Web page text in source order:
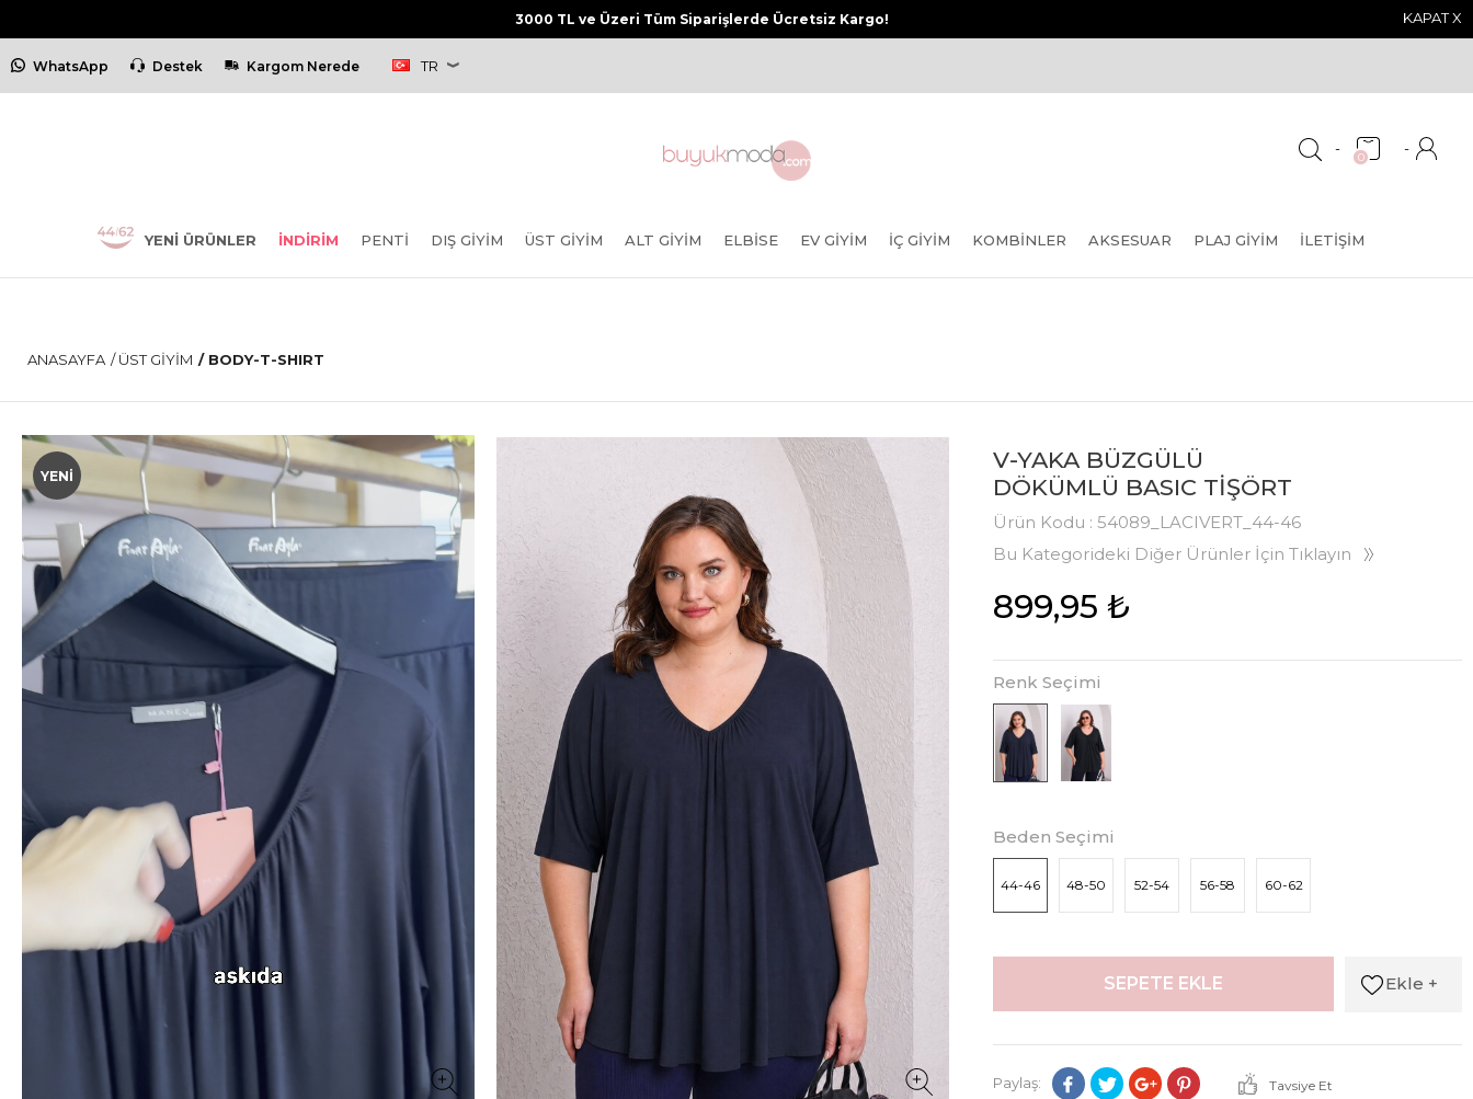
3000 TL ve Üzeri Tüm Siparişlerde Ücretsiz Kargo! KAPAT X
WhatsApp Destek Kargom Nerede TR
-
0
-
YENI ÜRÜNLER İNDİRİM PENTİ DIŞ GIYIM ÜST GIYIM ALT GIYIM ELBISE EV GIYIM İÇ GIYIM KOMBINLER AKSESUAR PLAJ GIYIM İLETIŞIM
ANASAYFA / ÜST GIYIM / BODY-T-SHIRT
YENI
V-YAKA BÜZGÜLÜ
DÖKÜMLÜ BASIC TİŞÖRT
Ürün Kodu : 54089_LACIVERT_44-46
Bu Kategorideki Diğer Ürünler İçin Tıklayın
899,95 ₺
Renk Seçimi
Beden Seçimi
44-46 48-50 52-54 56-58 60-62
SEPETE EKLE Ekle +
Paylaş: Tavsiye Et